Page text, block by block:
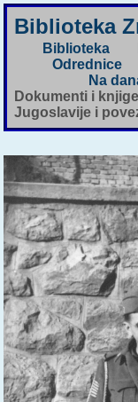
Biblioteka
Biblioteka
Odrednice
Na
Dokumenti i
Jugoslavije i